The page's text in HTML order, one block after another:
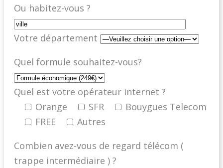
Ou habitez-vous ?
Votre département
Quel formule souhaitez-vous?
Quel est votre opérateur internet ?
Orange
SFR
Bouygues Telecom
FREE
Autres
Combien avez-vous de regard télécom (
trappe intermédiaire ) ?